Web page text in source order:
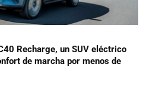
Recharge, un SUV eléctrico
de marcha por menos de